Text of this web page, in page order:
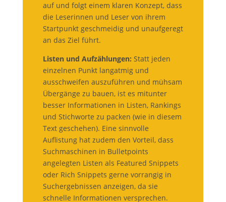
auf und folgt einem klaren Konzept, dass
die Leserinnen und Leser von ihrem
Startpunkt geschmeidig und unaufgeregt
an das Ziel führt.
Listen und Aufzählungen: Statt jeden
einzelnen Punkt langatmig und
ausschweifen auszuführen und mühsam
Übergänge zu bauen, ist es mitunter
besser Informationen in Listen, Rankings
und Stichworte zu packen (wie in diesem
Text geschehen). Eine sinnvolle
Auflistung hat zudem den Vorteil, dass
Suchmaschinen in Bulletpoints
angelegten Listen als Featured Snippets
oder Rich Snippets gerne vorrangig in
Suchergebnissen anzeigen, da sie
schnelle Informationen versprechen.